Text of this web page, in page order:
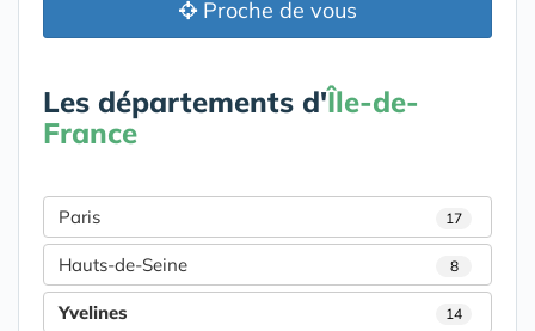
Proche de vous
Les départements d'Île-de-
France
Paris 17
Hauts-de-Seine 8
Yvelines 14